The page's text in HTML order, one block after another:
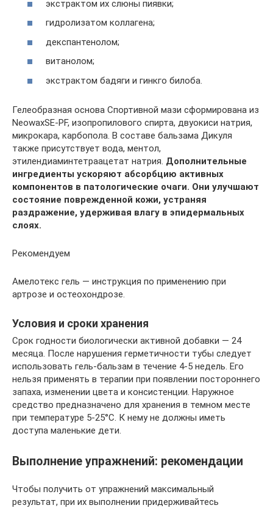
экстрактом их слюны пиявки;
гидролизатом коллагена;
декспантенолом;
витанолом;
экстрактом бадяги и гинкго билоба.
Гелеобразная основа Спортивной мази сформирована из
NeowaxSE-PF, изопропилового спирта, двуокиси натрия,
микрокара, карбопола. В составе бальзама Дикуля
также присутствует вода, ментол,
этилендиаминтетраацетат натрия. Дополнительные
ингредиенты ускоряют абсорбцию активных
компонентов в патологические очаги. Они улучшают
состояние поврежденной кожи, устраняя
раздражение, удерживая влагу в эпидермальных
слоях.
Рекомендуем
Амелотекс гель — инструкция по применению при
артрозе и остеохондрозе.
Условия и сроки хранения
Срок годности биологически активной добавки — 24
месяца. После нарушения герметичности тубы следует
использовать гель-бальзам в течение 4-5 недель. Его
нельзя применять в терапии при появлении постороннего
запаха, изменении цвета и консистенции. Наружное
средство предназначено для хранения в темном месте
при температуре 5-25°C. К нему не должны иметь
доступа маленькие дети.
Выполнение упражнений: рекомендации
Чтобы получить от упражнений максимальный
результат, при их выполнении придерживайтесь